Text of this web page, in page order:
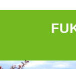
F